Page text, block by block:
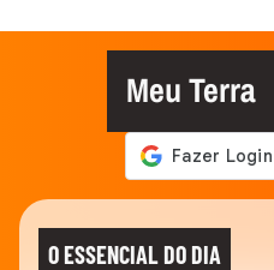
Meu Terra
O ESSENCIAL DO DIA